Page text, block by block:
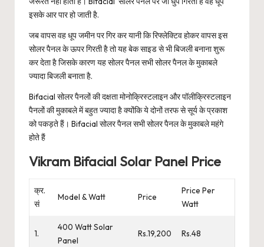
इसके आर पार हो जाती है.
जब वापस वह धूप जमीन पर गिर कर यानी कि रिफ्लेक्टिव होकर वापस इस
सोलर पैनल के ऊपर गिरती है तो यह बेक साइड से भी बिजली बनाना शुरू
कर देता है जिसके कारण यह सोलर पैनल सभी सोलर पैनल के मुकाबले
ज्यादा बिजली बनाता है.
Bifacial सोलर पैनलों की दक्षता मोनोक्रिस्टलाइन और पॉलीक्रिस्टलाइन
पैनलों की मुकाबले में बहुत ज्यादा है क्योंकि ये दोनों तरफ से सूर्य के प्रकाश
को पकड़ते हैं। Bifacial सोलर पैनल सभी सोलर पैनल के मुकाबले महंगे
होते हैं
Vikram Bifacial Solar Panel Price
क्र.
सं
Model & Watt Price
Price Per
Watt
1.
400 Watt Solar
Panel
Rs.19,200 Rs.48